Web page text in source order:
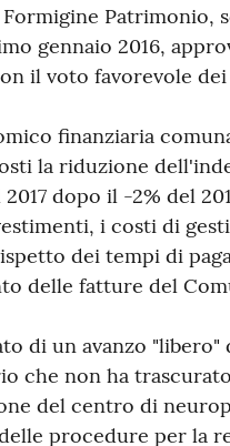
Patrimonio,
gennaio 2016,
il voto favorevole
finanziaria
la riduzione
dopo il -2% del
i costi di
dei tempi di
delle fatture del
di un avanzo "libero"
che non ha
del centro di
procedure per la